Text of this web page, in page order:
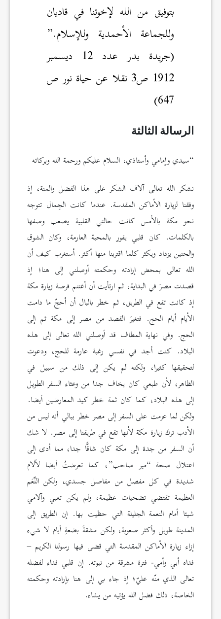
بتوفيق من الله لإخوتنا في قاديان
وللجماعة الأحمدية وللإسلام.”
(جريدة بدر عدد 12 ديسمبر
1912 ص3 نقلا عن حياة نور ص
647)
الرسالة الثالثة
“سيدي وإمامي وأستاذي، السلام عليكم ورحمة الله وبركاته
نشكر الله تعالى آلاف الشكر على هذا الفضل والمنة، إذ
وفقنا لزيارة الأماكن المقدسة. عندما كانت الجِمال تتوجه
نحو مكة بالأمس كانت حالتي القلبية يصعب وصفها
بالكلمات. كان قلبي يفور بالمحبة العارمة، وكان الشوق
والحنين يزداد ويكثر كلما اقتربنا منها أكثر. أستغرب كيف أن
الله تعالى بمحض إرادته وحكمته أوصلني إلى هنا؛ إذ
قصدت مصرَ في البداية، ثم ارتأيت أن أغتنم فرصة زيارة مكة
إذ كانت تقع في الطريق، ثم خطر بالبال أن أحجّ ما دامت
الأيام أيام الحج. فتغيرَ القصد من مصر إلى مكة ثم إلى
الحج. وفي نهاية المطاف قد أوصلني الله تعالى إلى هذه
البلاد. كنت أجد في نفسي رغبة عارمة للحج، ودعوت
لتحقيقها كثيرا، ولكنه لم يكن إلى ذلك من سبيل في
الظاهر، لأن طبعي كان يخاف جدا من وعثاء السفر الطويل
إلى هذه البلاد، كما كان ثمة خطر كيد المعارضين أيضا.
ولكن لما عزمت على السفر إلى مصر خطر ببالي أنه ليس من
الأدب ترك زيارة مكة لأنها تقع في طريقنا إلى مصر. لا شك
أن السفر من جدة إلى مكة كان شاقًّا جدا، مما أدى إلى
اعتلال صحة “مير صاحب”، كما تعرضتُ أيضا لآلام
شديدة في كل مفصل من مفاصل جسدي، ولكن النِّعَم
العظيمة تقتضي تضحيات عظيمة، ولم يكن تعبي وآلامي
شيئا أمام النعمة الجليلة التي حظيت بها. إن الطريق إلى
المدينة طويل وأكثر صعوبة، ولكن مشقةَ بضعةِ أيام لا شيء
إزاء زيارة الأماكن المقدسة التي قضى فيها رسولنا الكريم –
فداه أبي وأمي- فترة مشرقة من نبوته. إن قلبي فداء لفضله
تعالى الذي منّه عليّ؛ إذ جاء بي إلى هنا بإرادته وحكمته
الخاصة، ذلك فضل الله يؤتيه من يشاء.